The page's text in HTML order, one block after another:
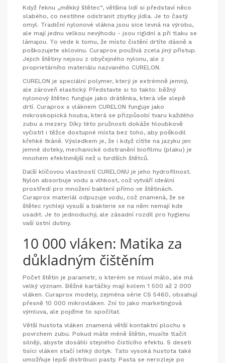
Když řeknu „měkký štětec“, většina lidí si představí něco
slabého, co nestihne odstranit zbytky jídla. Je to častý
omyl. Tradiční nylonové vlákna jsou sice levná na výrobu,
ale mají jednu velkou nevýhodu - jsou rigidní a při tlaku se
lámajou. To vede k tomu, že místo čistění drtíte dásně a
poškozujete sklovinu. Curaprox používá zcela jiný přístup.
Jejich štětiny nejsou z obyčejného nylonu, ale z
proprietárního materiálu nazvaného CURELON.
CURELON je speciální polymer, který je extrémně jemný,
ale zároveň elastický. Představte si to takto: běžný
nylonový štětec funguje jako drátěnka, která vše slepě
drtí. Curaprox s vláknem CURELON funguje jako
mikroskopická houba, která se přizpůsobí tvaru každého
zubu a mezery. Díky této pružnosti dokáže hloubkově
vyčistit i těžce dostupné místa bez toho, aby poškodil
křehké tkáně. Výsledkem je, že i když cítíte na jazyku jen
jemné doteky, mechanické odstranění biofilmu (plaku) je
mnohem efektivnější než u tvrdších štětců.
Další klíčovou vlastností CURELONU je jeho hydrofilnost.
Nylon absorbuje vodu a vlhkost, což vytváří ideální
prostředí pro množení bakterií přímo ve štětinách.
Curaprox materiál odpuzuje vodu, což znamená, že se
štětec rychleji vysuší a bakterie se na něm nemají kde
usadit. Je to jednoduchý, ale zásadní rozdíl pro hygienu
vaší ústní dutiny.
10 000 vláken: Matika za
důkladným čištěním
Počet štětin je parametr, o kterém se mluví málo, ale má
velký význam. Běžné kartáčky mají kolem 1 500 až 2 000
vláken. Curaprox modely, zejména série CS 5460, obsahují
přesně 10 000 mikrovláken. Zní to jako marketingová
výmluva, ale pojďme to spočítat.
Větší hustota vláken znamená větší kontaktní plochu s
povrchem zubu. Pokud máte méně štětin, musíte tlačit
silněji, abyste dosáhli stejného čistícího efektu. S deseti
tisíci vláken stačí lehký dotyk. Tato vysoká hustota také
umožňuje lepší distribuci pasty. Pasta se nerozleje po